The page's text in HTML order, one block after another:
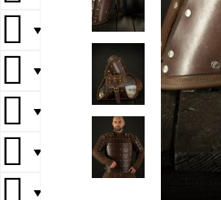
▼
▼
▼
▼
▼